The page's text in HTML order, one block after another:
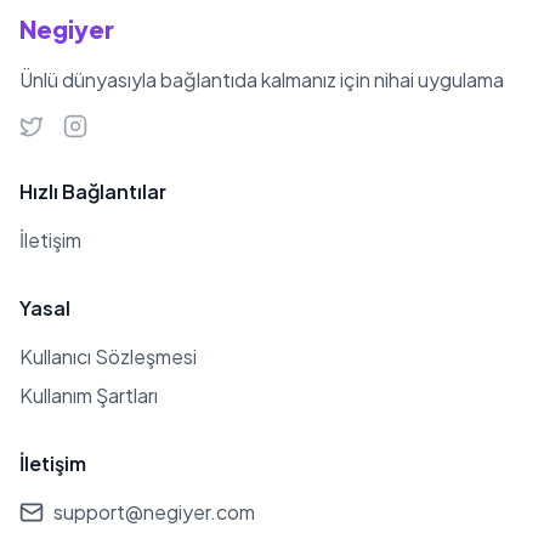
Negiyer
Ünlü dünyasıyla bağlantıda kalmanız için nihai uygulama
Hızlı Bağlantılar
İletişim
Yasal
Kullanıcı Sözleşmesi
Kullanım Şartları
İletişim
support@negiyer.com